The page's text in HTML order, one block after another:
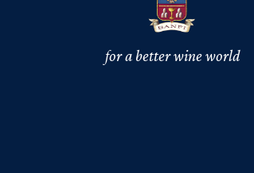
for a better wine world